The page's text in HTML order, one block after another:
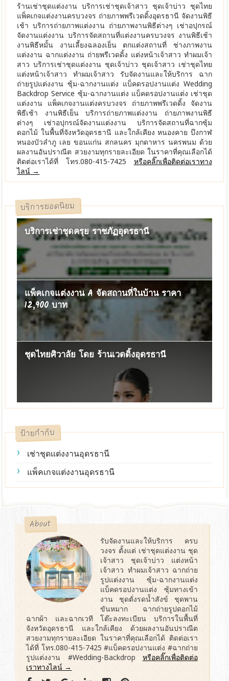
ร้านเช่าชุดแต่งงาน บริการเช่าชุดเจ้าสาว ชุดเจ้าบ่าว ชุดไทย
แพ็คเกจแต่งงานครบวงจร ถ่ายภาพพรีเวดดิ้งอุดรธานี จัดงานพิธี
เช้า บริการถ่ายภาพแต่งงาน ถ่ายภาพงานพิธีต่างๆ เช่าอปุกรณ์
จัดงานแต่งงาน บริการจัดสถานที่แต่งงานครบวงจร งานพิธีเช้า
งานพิธีหมั้น งานเลี้ยงฉลองเย็น ตกแต่งสถานที่ ช่างภาพงาน
แต่งงาน ฉากแต่งงาน ถ่ายพรีเวดดิ้ง แต่งหน้าเจ้าสาว ทำผมเจ้า
สาว บริการเช่าชุดแต่งงาน ชุดเจ้าบ่าว ชุดเจ้าสาว เช่าชุดไทย
แต่งหน้าเจ้าสาว ทำผมเจ้าสาว รับจัดงานและให้บริการ ฉาก
ถ่ายรูปแต่งงาน ซุ้ม-ฉากงานแต่ง แบ็คดรอปงานแต่ง Wedding
Backdrop Service ซุ้ม-ฉากงานแต่ง แบ็คดรอปงานแต่ง เช่าชุด
แต่งงาน แพ็คเกจงานแต่งครบวงจร ถ่ายภาพพรีเวดดิ้ง จัดงาน
พิธีเช้า งานพิธีเย็น บริการถ่ายภาพแต่งงาน ถ่ายภาพงานพิธี
ต่างๆ เช่าอปุกรณ์จัดงานแต่งงาน บริการจัดสถานที่ฉากซุ้ม
ดอกไม้ ในพื้นที่จังหวัดอุดรธานี และใกล้เคียง หนองคาย บึงกาฬ
หนองบัวลำภู เลย ขอนแก่น สกลนคร มุกดาหาร นครพนม ด้วย
ผลงานอันปราณีต สวยงามทุกรายละเอียด ในราคาที่คุณเลือกได้
ติดต่อเราได้ที่ โทร.080-415-7425 หรือคลิ๊กเพื่อติดต่อเราทาง
ไลน์ →
บริการยอดนิยม
บริการเช่าชุดครุย ราชภัฏอุดรธานี
แพ็คเกจแต่งงาน A จัดสถานที่ในบ้าน ราคา
12,900 บาท
ชุดไทยศิวาลัย โดย ร้านเวดดิ้งอุดรธานี
ป้ายกำกับ
เช่าชุดแต่งงานอุดรธานี
แพ็คเกจแต่งงานอุดรธานี
About
รับจัดงานและให้บริการ ครบ
วงจร ตั้งแต่ เช่าชุดแต่งงาน ชุด
เจ้าสาว ชุดเจ้าบ่าว แต่งหน้า
เจ้าสาว ทำผมเจ้าสาว ฉากถ่าย
รูปแต่งงาน ซุ้ม-ฉากงานแต่ง
แบ็คดรอปงานแต่ง ซุ้มทางเข้า
งาน ชุดตั่งรดน้ำสังข์ ชุดพาน
ขันหมาก ฉากถ่ายรูปดอกไม้
ฉากผ้า และฉากเวที โต๊ะลงทะเบียน บริการในพื้นที่
จังหวัดอุดรธานี และใกล้เคียง ด้วยผลงานอันปราณีต
สวยงามทุกรายละเอียด ในราคาที่คุณเลือกได้ ติดต่อเรา
ได้ที่ โทร.080-415-7425 #แบ็คดรอปงานแต่ง #ฉากถ่าย
รูปแต่งงาน #Wedding-Backdrop หรือคลิ๊กเพื่อติดต่อ
เราทางไลน์ →